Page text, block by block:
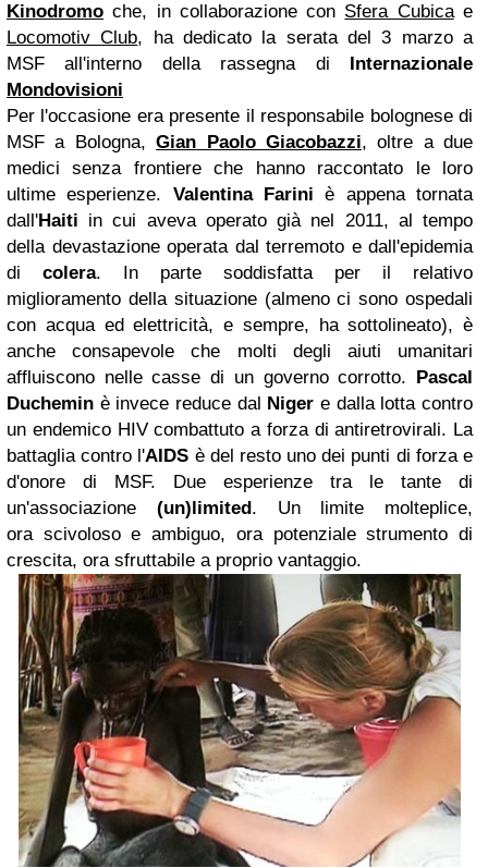
Kinodromo che, in collaborazione con Sfera Cubicae
Locomotiv Club, ha dedicato la serata del 3 marzo a
MSF all'interno della rassegna di Internazionale
Mondovisioni
Per l'occasione era presente il responsabile bolognese di
MSF a Bologna,Gian Paolo Giacobazzi, oltre a due
medici senza frontiere che hanno raccontato le loro
ultime esperienze. Valentina Farini è appena tornata
dall'Haiti in cui aveva operato già nel 2011, al tempo
della devastazione operata dal terremoto e dall'epidemia
di colera. In parte soddisfatta per il relativo
miglioramento della situazione (almeno ci sono ospedali
con acqua ed elettricità, e sempre, ha sottolineato), è
anche consapevole che molti degli aiuti umanitari
affluiscono nelle casse di un governo corrotto. Pascal
Duchemin è invece reduce dal Niger e dalla lotta contro
un endemico HIV combattuto a forza di antiretrovirali. La
battaglia contro l'AIDS è del resto uno dei punti di forza e
d'onore di MSF.
Due esperienze tra le tante di
un'associazione (un)limited. Un limite molteplice,
ora scivoloso e ambiguo, ora potenziale strumento di
crescita, ora sfruttabile a proprio vantaggio.